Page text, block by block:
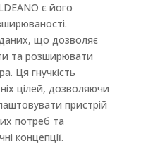
є його
що дозволяє
та розширювати
Ця гнучкість
цілей, дозволяючи
пристрій
потреб та
концепції.